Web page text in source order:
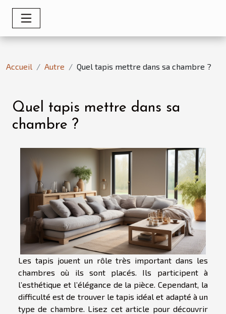
Accueil Autre Quel tapis mettre dans sa chambre ?
Quel tapis mettre dans sa
chambre ?
Les tapis jouent un rôle très important dans les
chambres où ils sont placés. Ils participent à
l’esthétique et l’élégance de la pièce. Cependant, la
difficulté est de trouver le tapis idéal et adapté à un
type de chambre. Lisez cet article pour découvrir